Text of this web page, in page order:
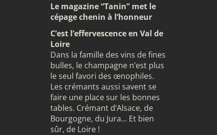
Le magazine “Tanin” met le
cépage chenin à l’honneur
C’est l’effervescence en Val de
Loire
Dans la famille des vins de fines
bulles, le champagne n’est plus
le seul favori des œnophiles.
Les crémants aussi savent se
faire une place sur les bonnes
tables. Crémant d’Alsace, de
Bourgogne, du Jura… Et bien
sûr, de Loire !